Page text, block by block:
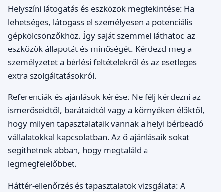
Helyszíni látogatás és eszközök megtekintése: Ha
lehetséges, látogass el személyesen a potenciális
gépkölcsönzőkhöz. Így saját szemmel láthatod az
eszközök állapotát és minőségét. Kérdezd meg a
személyzetet a bérlési feltételekről és az esetleges
extra szolgáltatásokról.
Referenciák és ajánlások kérése: Ne félj kérdezni az
ismerőseidtől, barátaidtól vagy a környéken élőktől,
hogy milyen tapasztalataik vannak a helyi bérbeadó
vállalatokkal kapcsolatban. Az ő ajánlásaik sokat
segíthetnek abban, hogy megtaláld a
legmegfelelőbbet.
Háttér-ellenőrzés és tapasztalatok vizsgálata: A